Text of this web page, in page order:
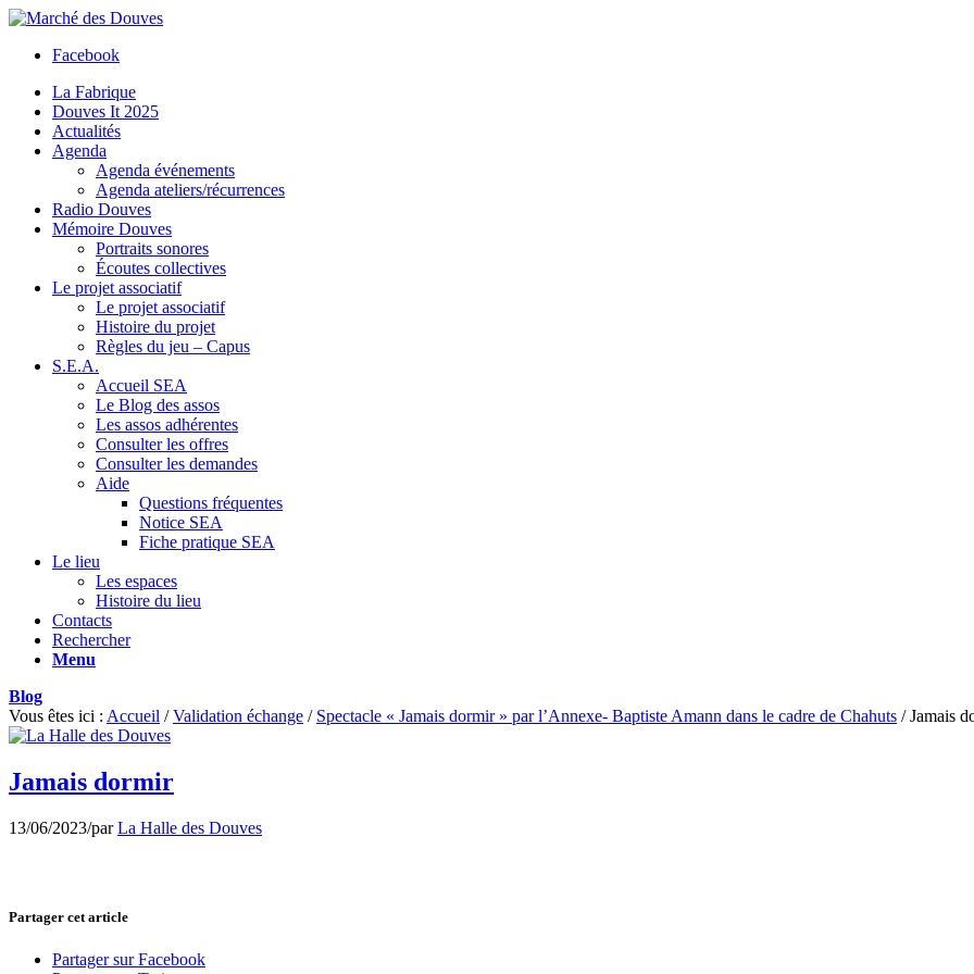
Facebook
La Fabrique
Douves It 2025
Actualités
Agenda
Agenda événements
Agenda ateliers/récurrences
Radio Douves
Mémoire Douves
Portraits sonores
Écoutes collectives
Le projet associatif
Le projet associatif
Histoire du projet
Règles du jeu – Capus
S.E.A.
Accueil SEA
Le Blog des assos
Les assos adhérentes
Consulter les offres
Consulter les demandes
Aide
Questions fréquentes
Notice SEA
Fiche pratique SEA
Le lieu
Les espaces
Histoire du lieu
Contacts
Rechercher
Menu
Blog
Vous êtes ici : Accueil / Validation échange / Spectacle « Jamais dormir » par l’Annexe- Baptiste Amann dans le cadre de Chahuts / Jamais
Jamais dormir
13/06/2023/parLa Halle des Douves
Partager cet article
Partager sur Facebook